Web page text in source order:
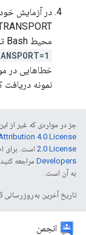
در آزمایش
محیط Bash تنظیم کنیم:
نمونه دریافت
جز در مواردی که غیر از
4.0 License
2.0 License است. برای
Developers‏
به آن است.
تاریخ آخرین به‌روزرسانی 2025-08-29 به‌وقت ساعت هماهنگ جهانی.
انجمن